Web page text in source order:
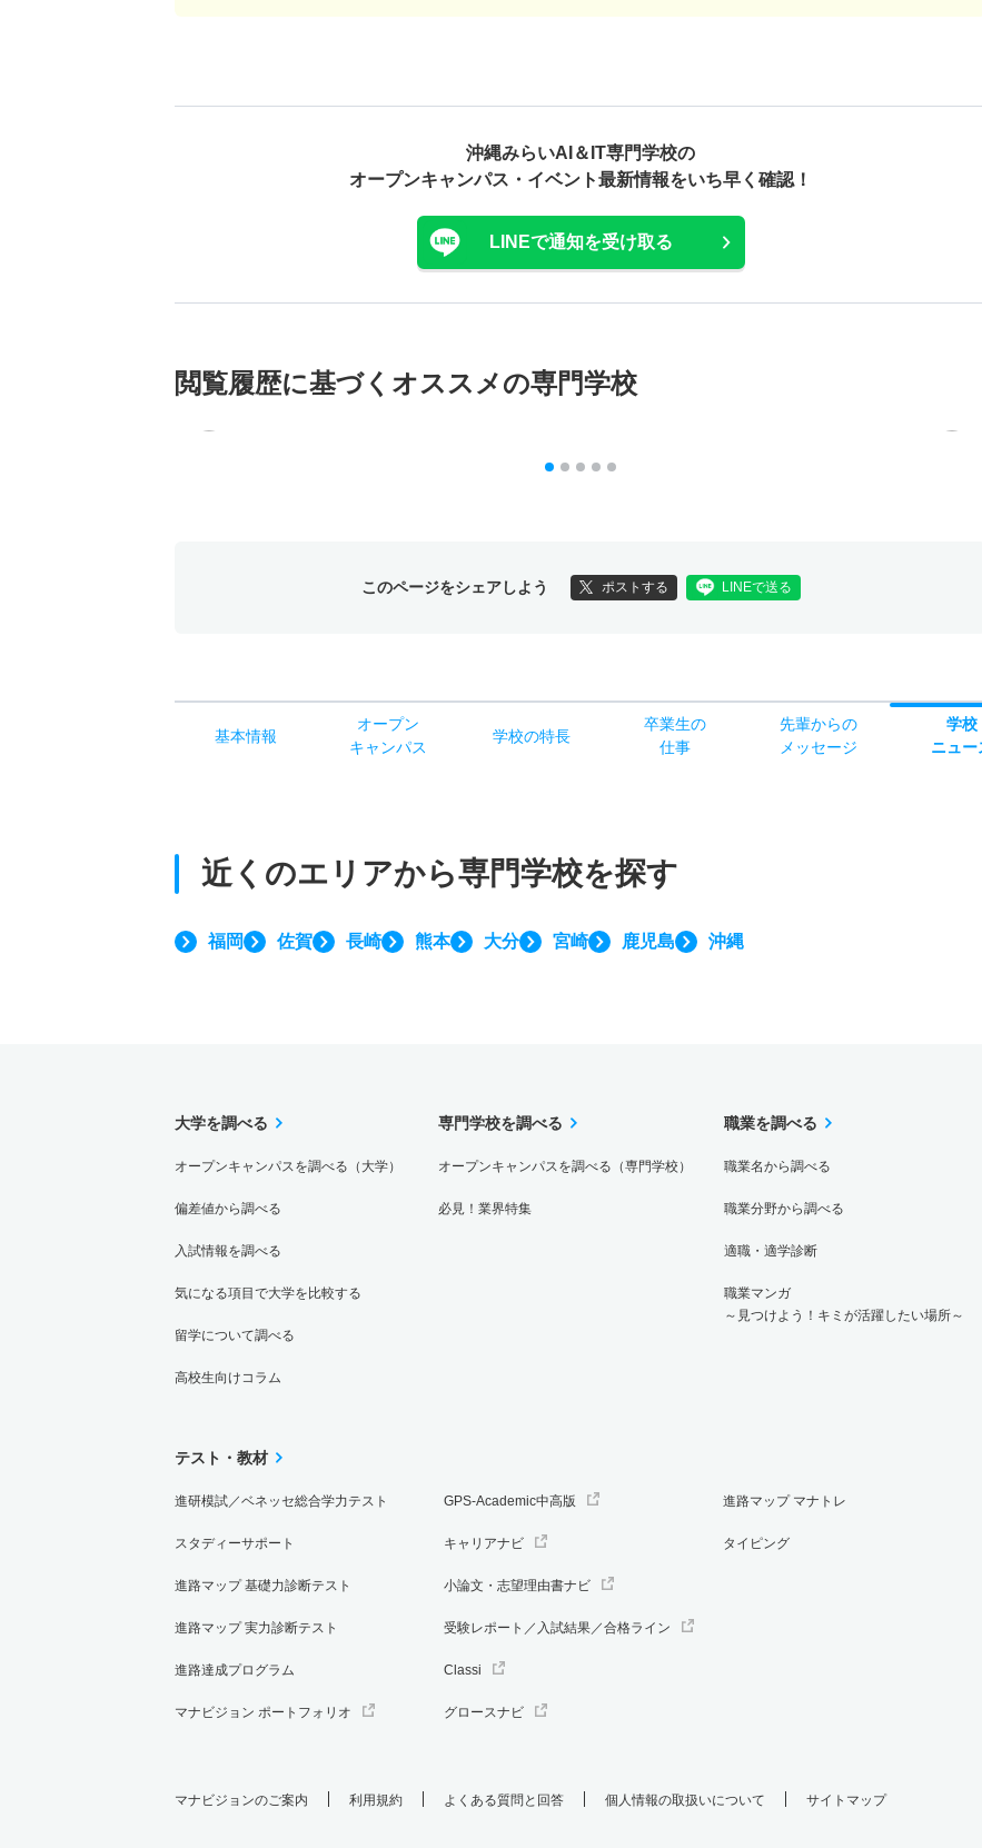
沖縄みらいAI＆IT専門学校の
オープンキャンパス・ イベント最新情報をいち早く確認！
LINEで通知を受け取る
閲覧履歴に基づく オススメの専門学校
このページをシェアしよう ポストする LINEで送る
基本情報
オープン
キャンパス
学校の特長
卒業生の
仕事
先輩からの
メッセージ
学校
ニュー
近くのエリアから専門学校を探す
福岡 佐賀 長崎 熊本 大分 宮崎 鹿児島 沖縄
大学を調べる
オープンキャンパスを調べる（大学）
偏差値から調べる
入試情報を調べる
気になる項目で大学を比較する
留学について調べる
高校生向けコラム
専門学校を調べる
オープンキャンパスを調べる（専門学校）
必見！業界特集
職業を調べる
職業名から調べる
職業分野から調べる
適職・適学診断
職業マンガ
～見つけよう！キミが活躍したい場所～
テスト・教材
進研模試／ベネッセ総合学力テスト
スタディーサポート
進路マップ 基礎力診断テスト
進路マップ 実力診断テスト
進路達成プログラム
マナビジョン ポートフォリオ
GPS-Academic中高版
キャリアナビ
小論文・志望理由書ナビ
受験レポート／入試結果／合格ライン
Classi
グロースナビ
進路マップ マナトレ
タイピング
マナビジョンのご案内 利用規約 よくある質問と回答 個人情報の取扱いについて サイトマップ